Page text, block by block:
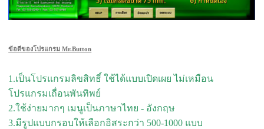
ข้อดีของโปรแกรม Mr.Button
1.เป็นโปรแกรมลิขสิทธิ์ ใช้ได้แบบเปิดเผย ไม่เหมือน
โปรแกรมเถื่อนพันทิพย์
2.ใช้ง่ายมากๆ เมนูเป็นภาษาไทย - อังกฤษ
3.มีรูปแบบกรอบให้เลือกอิสระกว่า 500-1000 แบบ